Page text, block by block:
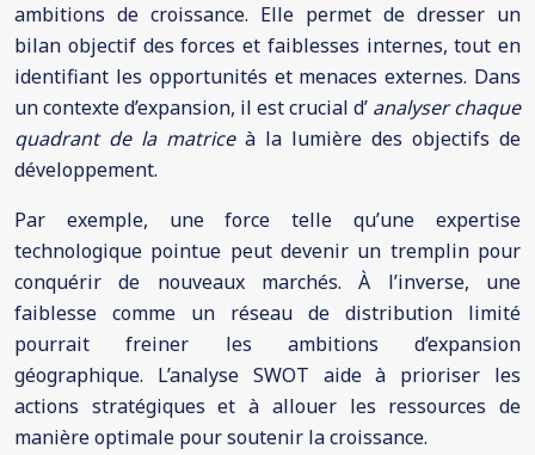
ambitions de croissance. Elle permet de dresser un
bilan objectif des forces et faiblesses internes, tout en
identifiant les opportunités et menaces externes. Dans
un contexte d’expansion, il est crucial d’ analyser chaque
quadrant de la matrice à la lumière des objectifs de
développement.
Par exemple, une force telle qu’une expertise
technologique pointue peut devenir un tremplin pour
conquérir de nouveaux marchés. À l’inverse, une
faiblesse comme un réseau de distribution limité
pourrait freiner les ambitions d’expansion
géographique. L’analyse SWOT aide à prioriser les
actions stratégiques et à allouer les ressources de
manière optimale pour soutenir la croissance.